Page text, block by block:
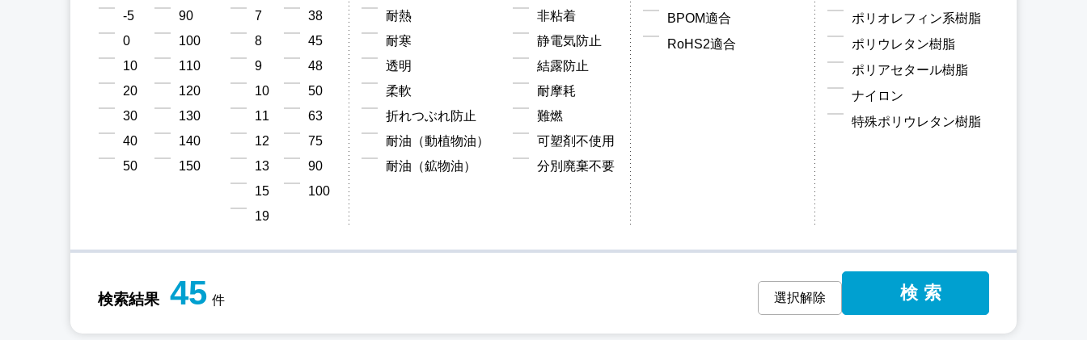
-5
0
10
20
30
40
50
90
100
110
120
130
140
150
7
8
9
10
11
12
13
15
19
38
45
48
50
63
75
90
100
耐熱
耐寒
透明
柔軟
折れつぶれ防止
耐油（動植物油）
耐油（鉱物油）
非粘着
静電気防止
結露防止
耐摩耗
難燃
可塑剤不使用
分別廃棄不要
BPOM適合
RoHS2適合
ポリオレフィン系樹脂
ポリウレタン樹脂
ポリアセタール樹脂
ナイロン
特殊ポリウレタン樹脂
検索結果 45 件 選択解除 検索